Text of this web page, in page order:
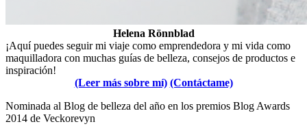
Helena Rönnblad
¡Aquí puedes seguir mi viaje como emprendedora y mi vida como
maquilladora con muchas guías de belleza, consejos de productos e
inspiración!
(Leer más sobre mí) (Contáctame)
Nominada al Blog de belleza del año en los premios Blog Awards
2014 de Veckorevyn